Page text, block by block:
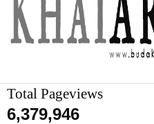
Total Pageviews
6,379,946